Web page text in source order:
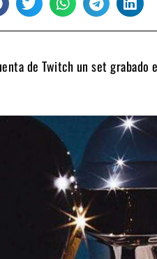
de Twitch un set grabado